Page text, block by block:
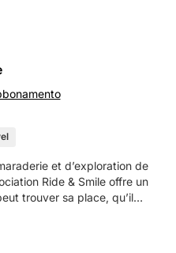
et d’exploration de
Ride & Smile offre un
trouver sa place, qu’il
décontractées, de relever
de promouvoir une culture